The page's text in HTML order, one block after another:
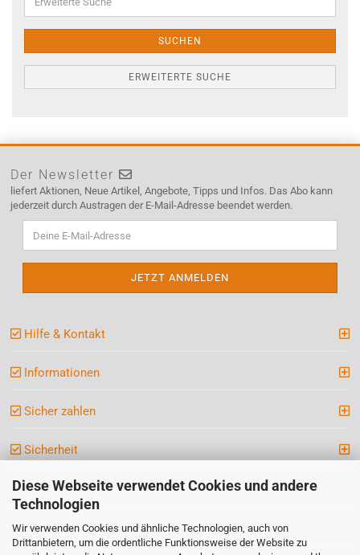
Diese Webseite verwendet Cookies und andere
Technologien
Wir verwenden Cookies und ähnliche Technologien, auch von
Drittanbietern, um die ordentliche Funktionsweise der Website zu
Suche
SUCHEN
ERWEITERTE SUCHE
Der Newsletter
liefert Aktionen, Neue Artikel, Angebote, Tipps und Infos. Das Abo kann
jederzeit durch Austragen der E-Mail-Adresse beendet werden.
Hilfe & Kontakt
Informationen
Sicher zahlen
Sicherheit
Kategorien
Ihre persönliche Seite